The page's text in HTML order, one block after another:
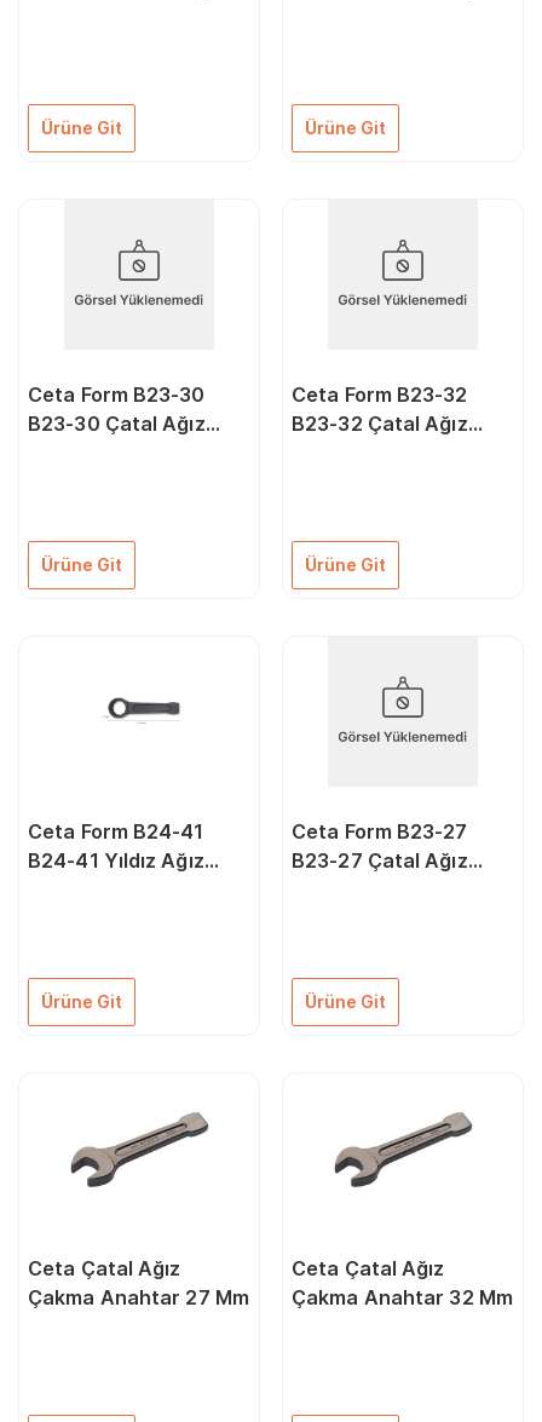
Ürüne Git Ürüne Git
Ceta Form B23-30
B23-30 Çatal Ağız
Ürüne Git
Ceta Form B23-32
B23-32 Çatal Ağız
Ürüne Git
Ceta Form B24-41
B24-41 Yıldız Ağız
Ürüne Git
Ceta Form B23-27
B23-27 Çatal Ağız
Ürüne Git
Ceta Çatal Ağız
Çakma Anahtar 27 Mm
Ceta Çatal Ağız
Çakma Anahtar 32 Mm